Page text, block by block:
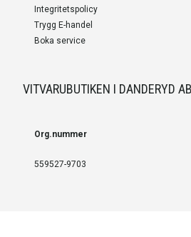
Integritetspolicy
Trygg E-handel
Boka service
VITVARUBUTIKEN I DANDERYD AB
Org.nummer
559527-9703